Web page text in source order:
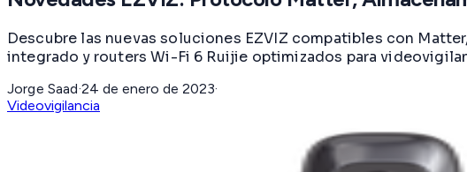
Descubre las nuevas soluciones EZVIZ compatibles con
integrado y routers Wi-Fi 6 Ruijie optimizados para
Jorge Saad·24 de enero de 2023·
Videovigilancia